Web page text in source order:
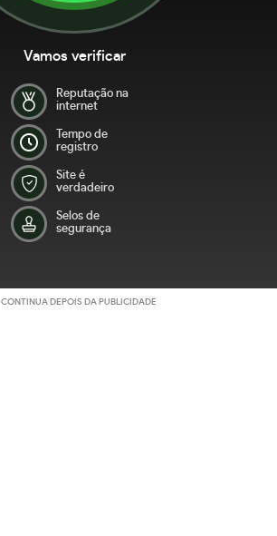
Vamos verificar
Reputação na
internet
Tempo de
registro
Site é
verdadeiro
Selos de
segurança
CONTINUA DEPOIS DA PUBLICIDADE